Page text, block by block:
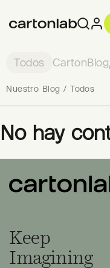
Todos CartonBlog
Nuestro Blog / Todos
No hay
Keep
Imagining